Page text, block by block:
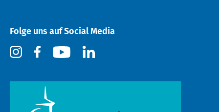
Folge uns auf Social Media